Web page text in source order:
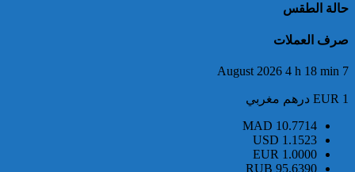
تركيا:القضاء يأمر بحبس رئيس
حالة الطقس
صرف العملات
7 August 2026 4 h 18 min
EUR 1 درهم مغربي
MAD 10.7714
USD 1.1523
EUR 1.0000
RUB 95.6390